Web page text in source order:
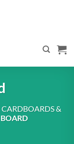
CARDBOARDS &